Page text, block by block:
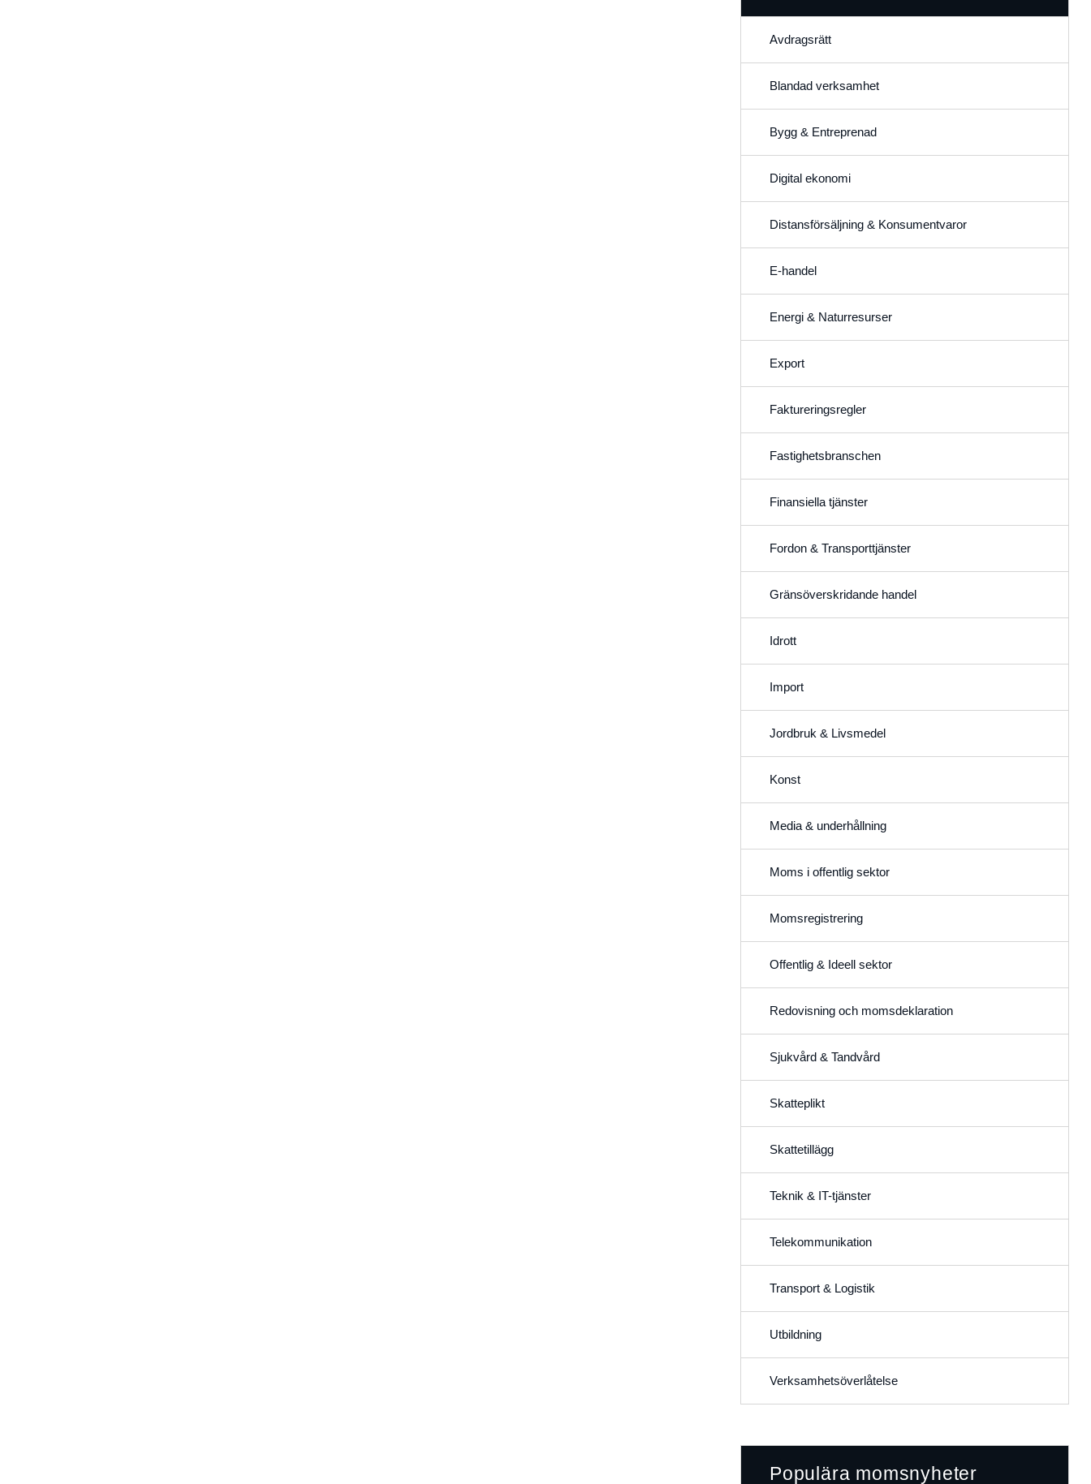
Avdragsrätt
Blandad verksamhet
Bygg & Entreprenad
Digital ekonomi
Distansförsäljning & Konsumentvaror
E-handel
Energi & Naturresurser
Export
Faktureringsregler
Fastighetsbranschen
Finansiella tjänster
Fordon & Transporttjänster
Gränsöverskridande handel
Idrott
Import
Jordbruk & Livsmedel
Konst
Media & underhållning
Moms i offentlig sektor
Momsregistrering
Offentlig & Ideell sektor
Redovisning och momsdeklaration
Sjukvård & Tandvård
Skatteplikt
Skattetillägg
Teknik & IT-tjänster
Telekommunikation
Transport & Logistik
Utbildning
Verksamhetsöverlåtelse
Populära momsnyheter